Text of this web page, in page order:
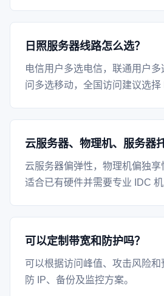
日照服务器线路怎么选？
电信用户多选电信，联通用户
问多选移动，全国访问建议选择
云服务器、物理机、服务器
云服务器偏弹性，物理机偏独
适合已有硬件并需要专业 IDC 机
可以定制带宽和防护吗？
可以根据访问峰值、攻击风险
防 IP、备份及监控方案。